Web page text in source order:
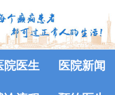
院医生 医院新闻